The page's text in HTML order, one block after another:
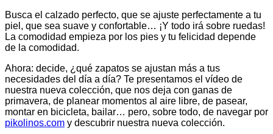
Busca el calzado perfecto, que se ajuste perfectamente a tu
piel, que sea suave y confortable… ¡Y todo irá sobre ruedas!
La comodidad empieza por los pies y tu felicidad depende
de la comodidad.
Ahora: decide, ¿qué zapatos se ajustan más a tus
necesidades del día a día? Te presentamos el vídeo de
nuestra nueva colección, que nos deja con ganas de
primavera, de planear momentos al aire libre, de pasear,
montar en bicicleta, bailar… pero, sobre todo, de navegar por
pikolinos.com y descubrir nuestra nueva colección.